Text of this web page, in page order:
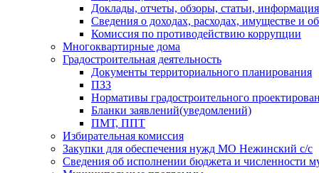
Доклады, отчеты, обзоры, статьи, информация
Сведения о доходах, расходах, имуществе и
Комиссия по противодействию коррупции
Многоквартирные дома
Градостроительная деятельность
Документы территориального планирования
ПЗЗ
Нормативы градостроительного
Бланки заявлений(уведомлений)
ПМТ, ППТ
Избирательная комиссия
Закупки для обеспечения нужд МО Нежинский с/с
Сведения об исполнении бюджета и численности